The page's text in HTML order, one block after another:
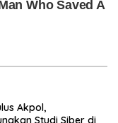
Akpol,
Studi Siber di